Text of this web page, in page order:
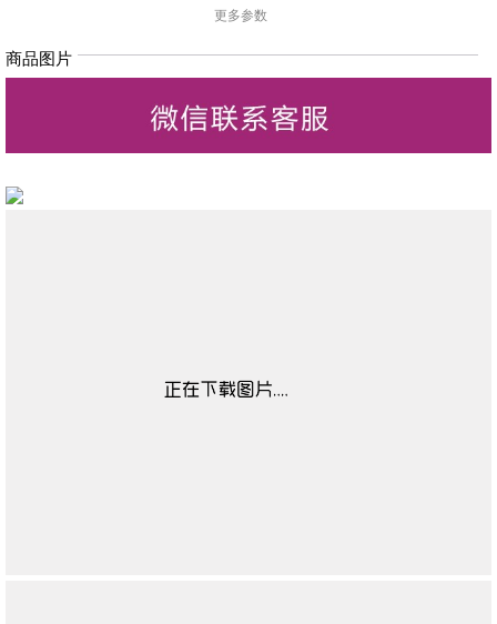
鞋鞋跟高
无
低帮鞋适用对象
无
女凉鞋适合场合
更多参数
商品图片